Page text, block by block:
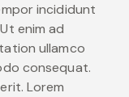
incididunt
enim ad
ullamco
consequat.
Lorem